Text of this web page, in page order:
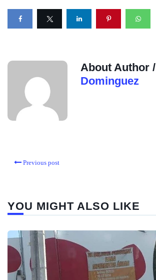
About Author /
Dominguez
Previous post
YOU MIGHT ALSO LIKE